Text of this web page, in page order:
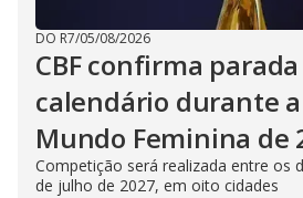
DO R7/05/08/2026
CBF confirma
calendário durante a
Mundo Feminina de
Competição será realizada entre os
de julho de 2027, em oito cidades